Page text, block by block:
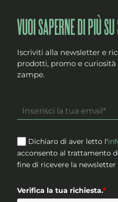
VUOI SAPERNE DI PIÙ
Iscriviti alla newsletter e
prodotti, promo e
zampe.
Dichiaro di aver letto l'
acconsento al trattamento
fine di ricevere la newsletter
Verifica la tua richiesta.*